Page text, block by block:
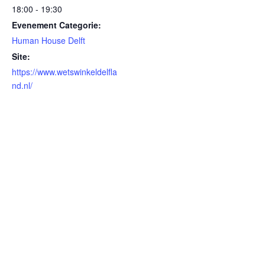
18:00 - 19:30
Evenement Categorie:
Human House Delft
Site:
https://www.wetswinkeldelfla
nd.nl/